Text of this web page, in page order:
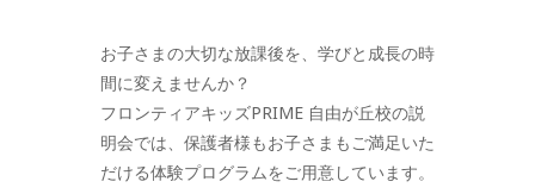
お子さまの大切な放課後を、学びと成長の時
間に変えませんか？
フロンティアキッズPRIME 自由が丘校の説
明会では、保護者様もお子さまもご満足いた
だける体験プログラムをご用意しています。